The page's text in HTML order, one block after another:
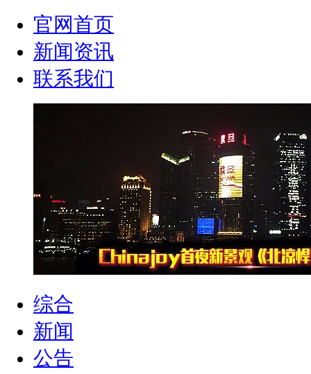
官网首页
新闻资讯
联系我们
综合
新闻
公告